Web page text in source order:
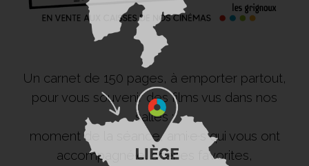
Un carnet de 150 pages, à emporter partout,
pour vous souvenir des films vus dans nos
salles :
moment de la séance, ami·e·s qui vous ont
accompagné·e, scènes favorites,